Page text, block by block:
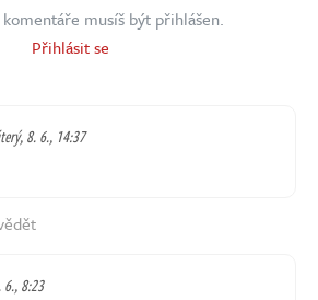
komentáře musíš být přihlášen.
Přihlásit se
8. 6., 14:37
6., 8:23